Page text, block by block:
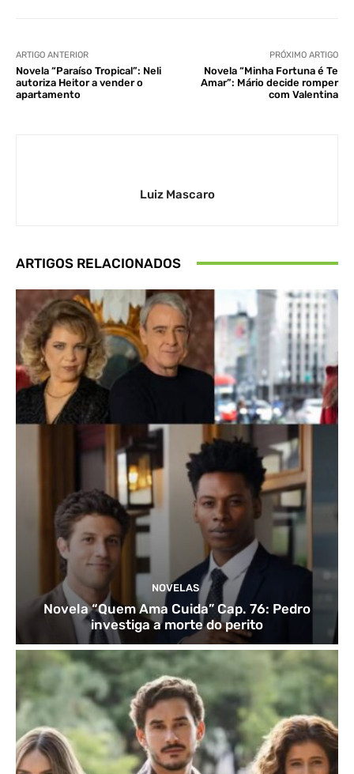
ARTIGO ANTERIOR
Novela “Paraíso Tropical”: Neli
autoriza Heitor a vender o
apartamento
PRÓXIMO ARTIGO
Novela “Minha Fortuna é Te
Amar”: Mário decide romper
com Valentina
Luiz Mascaro
ARTIGOS RELACIONADOS
NOVELAS
Novela “Quem Ama Cuida” Cap. 76: Pedro
investiga a morte do perito